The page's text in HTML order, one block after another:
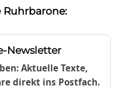
Newsletter
Aktuelle Texte,
direkt ins Postfach.